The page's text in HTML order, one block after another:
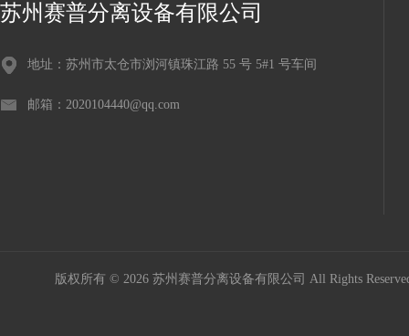
苏州赛普分离设备有限公司
地址：苏州市太仓市浏河镇珠江路 55 号 5#1 号车间
邮箱：2020104440@qq.com
版权所有 © 2026 苏州赛普分离设备有限公司 All Rights